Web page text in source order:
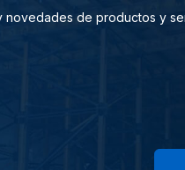
novedades de productos y